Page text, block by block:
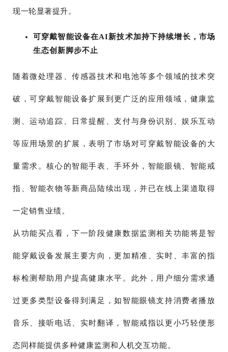
现一轮显著提升。
可穿戴智能设备在AI新技术加持下持续增长，市场
生态创新脚步不止
随着微处理器、传感器技术和电池等多个领域的技术突
破，可穿戴智能设备扩展到更广泛的应用领域，健康监
测、运动追踪、日常提醒、支付与身份识别、娱乐互动
等应用场景的扩展，表明了市场对可穿戴智能设备的大
量需求。核心的智能手表、手环外，智能眼镜、智能戒
指、智能衣物等新商品陆续出现，并已在线上渠道取得
一定销售业绩。
从功能买点看，下一阶段健康数据监测相关功能将是智
能穿戴设备发展主要方向，更加精准、实时、丰富的指
标检测帮助用户提高健康水平。此外，用户细分需求通
过更多类型设备得到满足，如智能眼镜支持消费者播放
音乐、接听电话、实时翻译，智能戒指以更小巧轻便形
态同样能提供多种健康监测和人机交互功能。